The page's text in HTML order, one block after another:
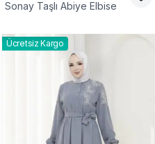
Sonay Taşlı Abiye Elbise
Ücretsiz Kargo